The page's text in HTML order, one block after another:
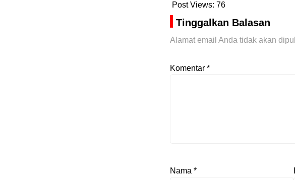
Post Views: 76
Tinggalkan Balasan
Alamat email Anda tidak akan
Komentar *
Nama *